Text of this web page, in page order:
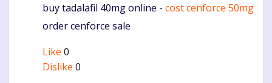
Komentaras
buy tadalafil 40mg online - cost cenforce 50mg
order cenforce sale
Like 0
Dislike 0